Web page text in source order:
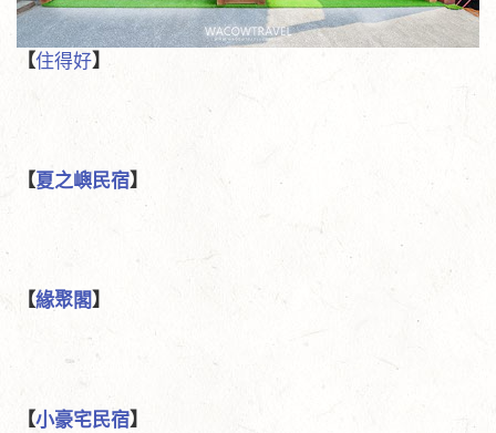
【住得好】
【夏之嶼民宿】
【緣聚閣】
【小豪宅民宿】